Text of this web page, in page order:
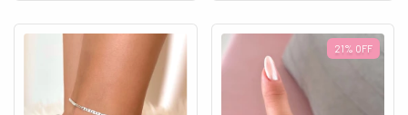
21% OFF